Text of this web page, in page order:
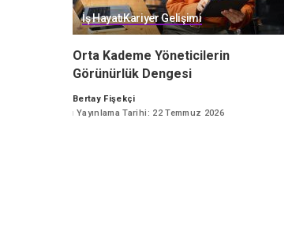
İş HayatıKariyer Gelişimi
Orta Kademe Yöneticilerin
Görünürlük Dengesi
Posted
by
Bertay Fişekçi
Yayınlama Tarihi: 22 Temmuz 2026